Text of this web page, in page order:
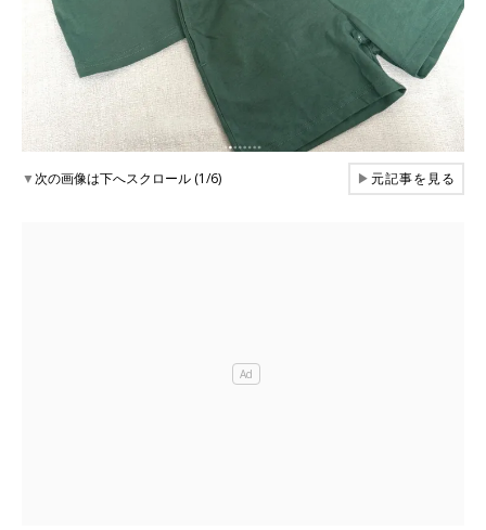
▼次の画像は下へスクロール (1/6) ▶元記事を見る